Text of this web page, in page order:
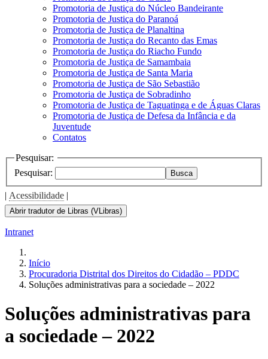
Promotoria de Justiça do Núcleo Bandeirante
Promotoria de Justiça do Paranoá
Promotoria de Justiça de Planaltina
Promotoria de Justiça do Recanto das Emas
Promotoria de Justiça do Riacho Fundo
Promotoria de Justiça de Samambaia
Promotoria de Justiça de Santa Maria
Promotoria de Justiça de São Sebastião
Promotoria de Justiça de Sobradinho
Promotoria de Justiça de Taguatinga e de Águas Claras
Promotoria de Justiça de Defesa da Infância e da
Juventude
Contatos
Pesquisar:
Pesquisar:
Busca
| Acessibilidade |
Abrir tradutor de Libras (VLibras)
Intranet
Início
Procuradoria Distrital dos Direitos do Cidadão – PDDC
Soluções administrativas para a sociedade – 2022
Soluções administrativas para
a sociedade – 2022